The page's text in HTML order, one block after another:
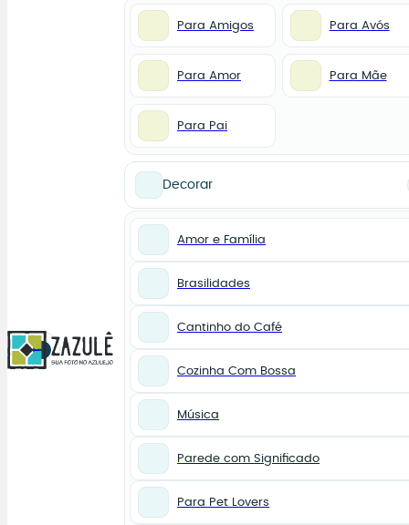
0
Para Amigos Para Avós
Para Amor Para Mãe
Para Pai
Decorar
Amor e Família
Brasilidades
Cantinho do Café
Cozinha Com Bossa
Música
Parede com Significado
Para Pet Lovers